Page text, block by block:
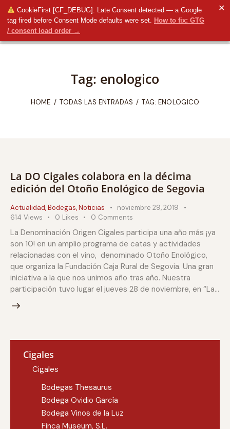
CookieFirst [CF_DEBUG]: Late Consent detected — a Google
tag fired before Consent Mode defaults were set. How to fix: GTG
/ consent load order →
✕
Tag: enologico
HOME TODAS LAS ENTRADAS TAG: ENOLOGICO
La DO Cigales colabora en la décima
edición del Otoño Enológico de Segovia
Actualidad,Bodegas,Noticias
noviembre 29, 2019
614 Views 0 Likes 0 Comments
La Denominación Origen Cigales participa una año más ¡ya
son 10! en un amplio programa de catas y actividades
relacionadas con el vino, denominado Otoño Enológico,
que organiza la Fundación Caja Rural de Segovia. Una gran
iniciativa a la que nos unimos año tras año. Nuestra
participación tuvo lugar el jueves 28 de noviembre, en “La…
Cigales
Cigales
Bodegas Thesaurus
Bodega Ovidio García
Bodega Vinos de la Luz
Finca Museum, S.L.